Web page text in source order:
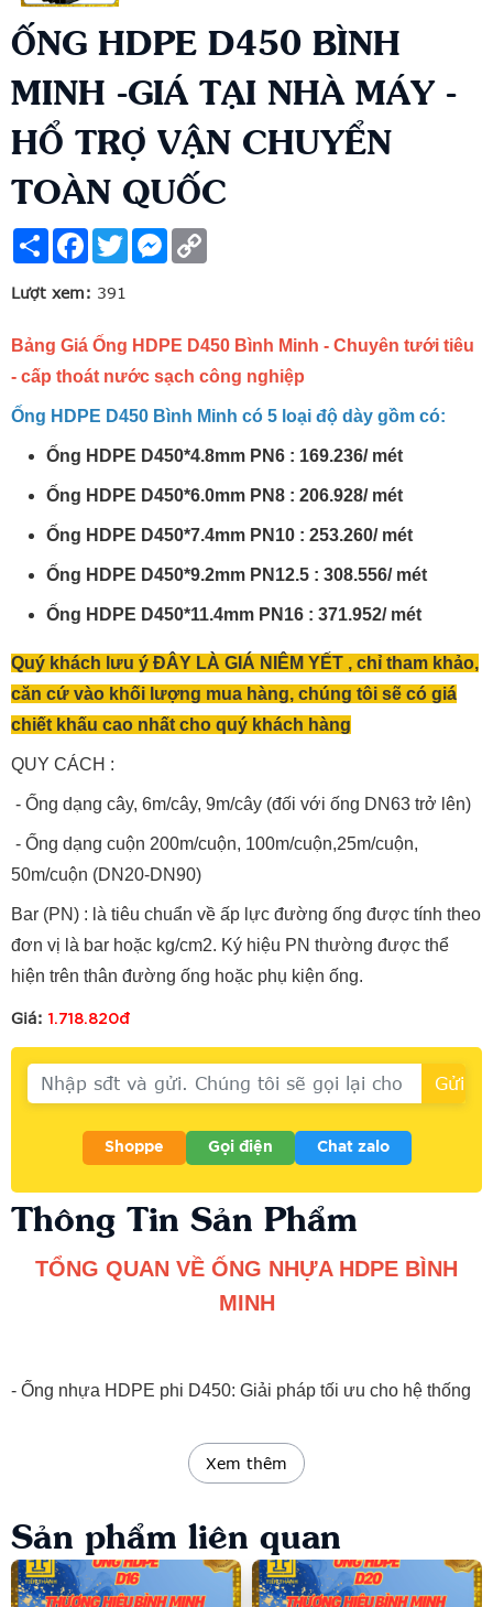
ỐNG HDPE D450 BÌNH
MINH -GIÁ TẠI NHÀ MÁY -
HỔ TRỢ VẬN CHUYỂN
TOÀN QUỐC
ShareFacebook
TwitterMessenger
Lượt xem: 391
Bảng Giá Ống HDPE D450 Bình Minh - Chuyên tưới tiêu
- cấp thoát nước sạch công nghiệp
Ống HDPE D450 Bình Minh có 5 loại độ dày gồm có:
Ống HDPE D450*4.8mm PN6 : 169.236/ mét
Ống HDPE D450*6.0mm PN8 : 206.928/ mét
Ống HDPE D450*7.4mm PN10 : 253.260/ mét
Ống HDPE D450*9.2mm PN12.5 : 308.556/ mét
Ống HDPE D450*11.4mm PN16 : 371.952/ mét
Quý khách lưu ý ĐÂY LÀ GIÁ NIÊM YẾT , chỉ tham khảo,
căn cứ vào khối lượng mua hàng, chúng tôi sẽ có giá
chiết khấu cao nhất cho quý khách hàng
QUY CÁCH :
- Ống dạng cây, 6m/cây, 9m/cây (đối với ống DN63 trở lên)
- Ống dạng cuộn 200m/cuộn, 100m/cuộn,25m/cuộn,
50m/cuộn (DN20-DN90)
Bar (PN) : là tiêu chuẩn về ấp lực đường ống được tính theo
đơn vị là bar hoặc kg/cm2. Ký hiệu PN thường được thể
hiện trên thân đường ống hoặc phụ kiện ống.
Giá: 1.718.820đ
Shoppe Gọi điện Chat zalo
Thông Tin Sản Phẩm
TỔNG QUAN VỀ ỐNG NHỰA HDPE BÌNH
MINH
- Ống nhựa HDPE phi D450: Giải pháp tối ưu cho hệ thống
- Ống và phụ tùng ống nhựa HDPE - ISO 4427:2007 (TCVN
7305:2008) được sản xuất từ hợp chất nhựa polyethylene tỷ
trọng cao: PE80 và PE100.
Xem thêm
Sản phẩm liên quan